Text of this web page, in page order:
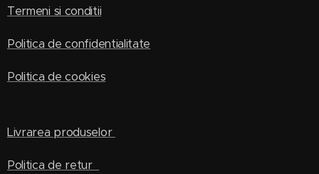
Termeni si conditii
Politica de confidentialitate
Politica de cookies
Livrarea produselor
Politica de retur